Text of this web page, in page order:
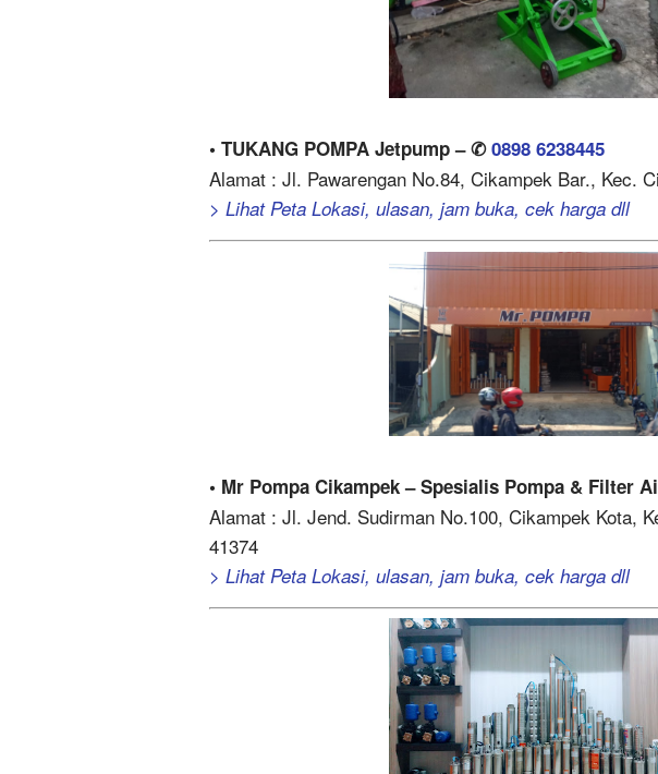
• TUKANG POMPA Jetpump – ✆0898 6238445
Alamat : Jl. Pawarengan No.84, Cikampek Bar., Kec.
> Lihat Peta Lokasi, ulasan, jam buka, cek harga dll
• Mr Pompa Cikampek – Spesialis Pompa & Filter
Alamat : Jl. Jend. Sudirman No.100, Cikampek Kota,
41374
> Lihat Peta Lokasi, ulasan, jam buka, cek harga dll